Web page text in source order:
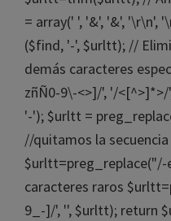
= array(' ', '&', '&', '\r\n',
($find, '-', $urltt); //
demás caracteres
zñÑ0-9\-<>]/', '/
'-'); $urltt =
//quitamos la
caracteres raros
9_-]/', '', $urltt); return